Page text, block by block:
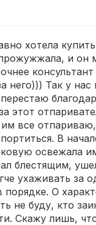
хотела
и он
консультант
него))) Так у нас
этот
все
В
освежала
блестящим,
ухаживать за
порядке. О
не буду, кто
Скажу лишь,